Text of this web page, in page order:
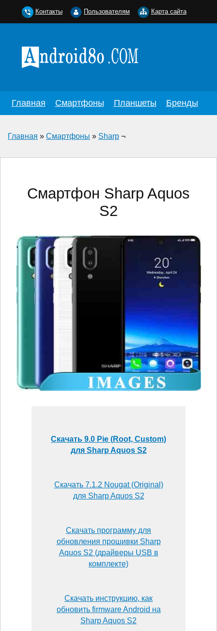
Главная Смартфоны Планшеты Бренды
Главная » Смартфоны » Sharp ¬
Смартфон Sharp Aquos
S2
Скачать 9.0 Pie (Root, Custom)
для Sharp Aquos S2
Скачать 7.1.2 Nougat (Original)
для Sharp Aquos S2
Скачать программу для
обновления прошивки Sharp
Aquos S2 (драйверы USB в
комплекте)
Скачать инструкцию, как
обновить firmware Android на
Sharp Aquos S2
Контакты Пользователям Карта сайта